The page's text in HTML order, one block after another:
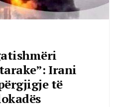
Irani
të